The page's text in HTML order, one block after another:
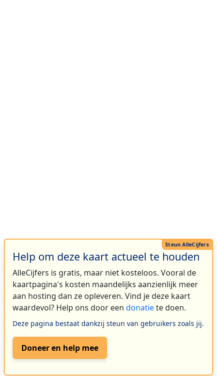
Help om deze kaart actueel te houden
AlleCijfers is gratis, maar niet kosteloos. Vooral de
kaartpagina's kosten maandelijks aanzienlijk meer
aan hosting dan ze opleveren. Vind je deze kaart
waardevol? Help ons door een donatiete doen.
Deze pagina bestaat dankzij steun van gebruikers zoals jij.
Doneer en help mee